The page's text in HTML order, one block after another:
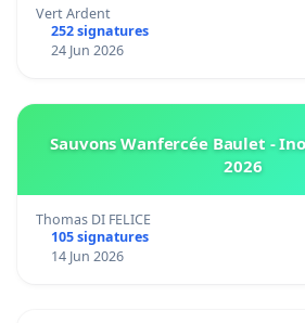
Vert Ardent
252 signatures
24 Jun 2026
Sauvons Wanfercée Baulet -
2026
Thomas DI FELICE
105 signatures
14 Jun 2026